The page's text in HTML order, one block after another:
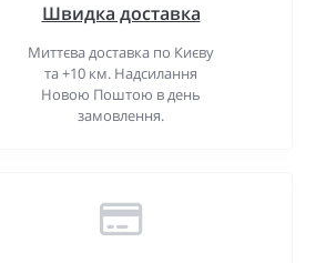
Швидка доставка
Миттєва доставка по Києву
та +10 км. Надсилання
Новою Поштою в день
замовлення.